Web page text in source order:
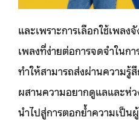
และเพราะการเลือกใช้เพล
เพลงที่ง่ายต่อการจดจำในก
ทำให้สามารถส่งผ่านความ
ผสานความอยากดูแลและห่
นำไปสู่การตอกย้ำความเป็